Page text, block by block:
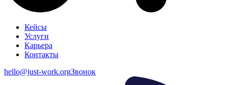
Кейсы
Услуги
Карьера
Контакты
hello@just-work.orgЗвонок